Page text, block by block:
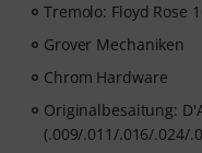
Tremolo: Floyd Rose
Grover Mechaniken
Chrom Hardware
Originalbesaitung:
(.009/.011/.016/.024/